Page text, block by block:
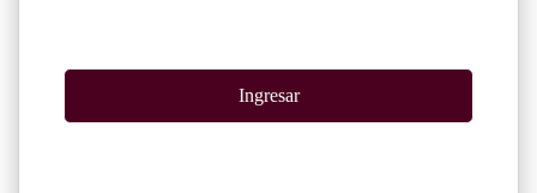
Ingresar